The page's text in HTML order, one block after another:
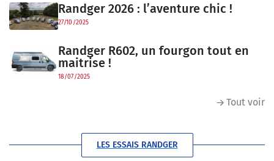
Randger 2026 : l’aventure chic !
27/10/2025
Randger R602, un fourgon tout en
maitrise !
18/07/2025
Tout voir
LES ESSAIS RANDGER